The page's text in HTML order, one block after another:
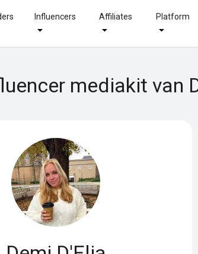
Influencers Affiliates Platform
mediakit van